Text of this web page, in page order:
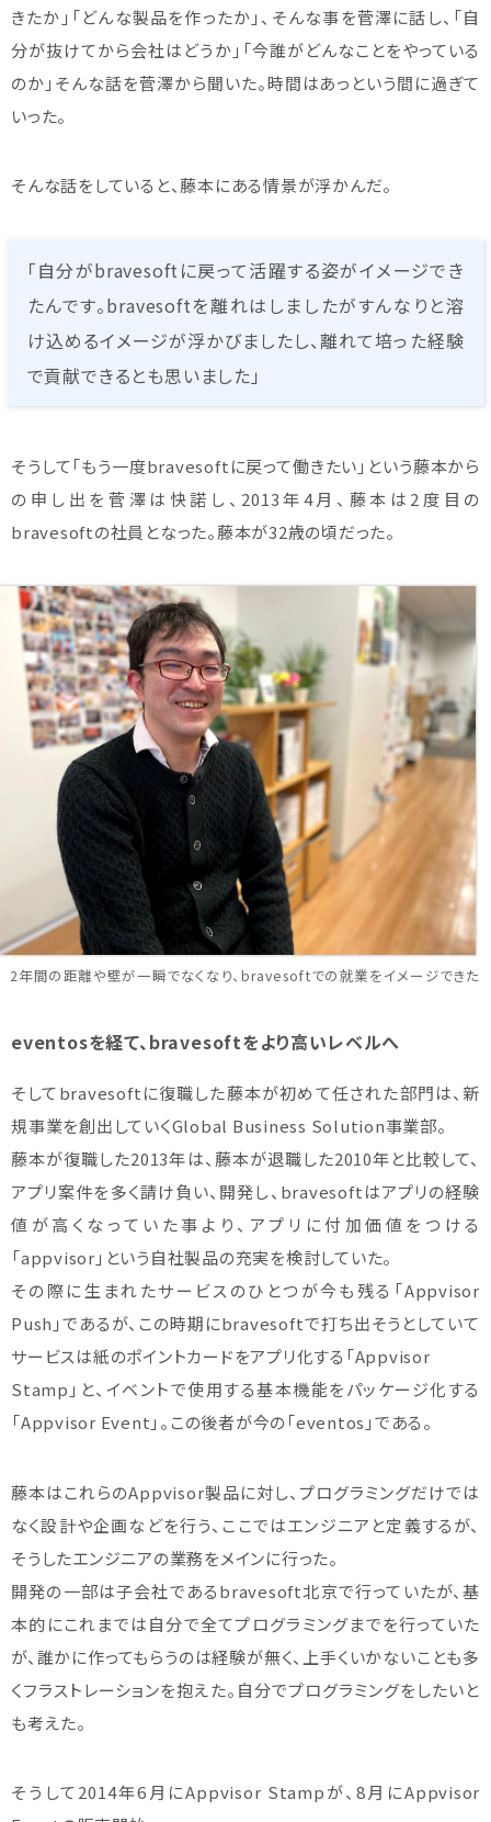
きたか」「どんな製品を作ったか」、そんな事を菅澤に話し、「自
分が抜けてから会社はどうか」「今誰がどんなことをやっている
のか」そんな話を菅澤から聞いた。時間はあっという間に過ぎて
いった。
そんな話をしていると、藤本にある情景が浮かんだ。
「自分がbravesoftに戻って活躍する姿がイメージでき
たんです。bravesoftを離れはしましたがすんなりと溶
け込めるイメージが浮かびましたし、離れて培った経験
で貢献できるとも思いました」
そうして「もう一度bravesoftに戻って働きたい」という藤本から
の申し出を菅澤は快諾し、2013年4月、藤本は2度目の
bravesoftの社員となった。藤本が32歳の頃だった。
2年間の距離や壁が一瞬でなくなり、bravesoftでの就業をイメージできた
eventosを経て、bravesoftをより高いレベルへ
そしてbravesoftに復職した藤本が初めて任された部門は、新
規事業を創出していくGlobal Business Solution事業部。
藤本が復職した2013年は、藤本が退職した2010年と比較して、
アプリ案件を多く請け負い、開発し、bravesoftはアプリの経験
値が高くなっていた事より、アプリに付加価値をつける
「appvisor」という自社製品の充実を検討していた。
その際に生まれたサービスのひとつが今も残る「Appvisor
Push」であるが、この時期にbravesoftで打ち出そうとしていて
サービスは紙のポイントカードをアプリ化する「Appvisor
Stamp」と、イベントで使用する基本機能をパッケージ化する
「Appvisor Event」。この後者が今の「eventos」である。
藤本はこれらのAppvisor製品に対し、プログラミングだけでは
なく設計や企画などを行う、ここではエンジニアと定義するが、
そうしたエンジニアの業務をメインに行った。
開発の一部は子会社であるbravesoft北京で行っていたが、基
本的にこれまでは自分で全てプログラミングまでを行っていた
が、誰かに作ってもらうのは経験が無く、上手くいかないことも多
くフラストレーションを抱えた。自分でプログラミングをしたいと
も考えた。
そうして2014年6月にAppvisor Stampが、8月にAppvisor